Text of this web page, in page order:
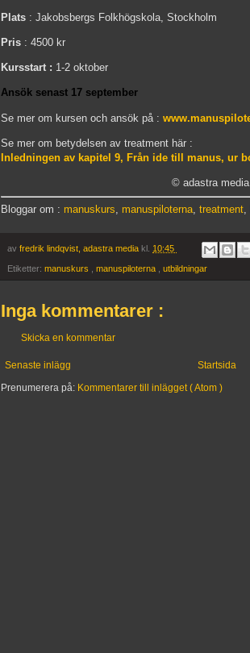
Plats : Jakobsbergs Folkhögskola, Stockholm
Pris : 4500 kr
Kursstart : 1-2 oktober
Ansök senast 17 september
Se mer om kursen och ansök på :
Se mer om betydelsen av treatment här :
Inledningen av kapitel 9, Från ide till manus, ur
© adastra media
Bloggar om : manuskurs, manuspiloterna, treatment,
av fredrik lindqvist, adastra media kl. 10:45
Etiketter: manuskurs manuspiloterna utbildningar
Inga kommentarer :
Skicka en kommentar
Senaste inlägg
Startsida
Prenumerera på: Kommentarer till inlägget ( Atom )